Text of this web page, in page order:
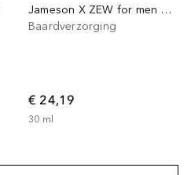
Jameson X ZEW for men Baardolie
Baardverzorging
€ 24,19
30 ml